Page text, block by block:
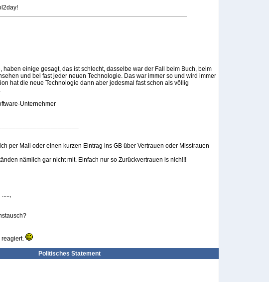
haben einige gesagt, das ist schlecht, dasselbe war der Fall beim Buch, beim
und bei fast jeder neuen Technologie. Das war immer so und wird immer
hat die neue Technologie dann aber jedesmal fast schon als völlig
Unternehmer
per Mail oder einen kurzen Eintrag ins GB über Vertrauen oder Misstrauen
nämlich gar nicht mit. Einfach nur so Zurückvertrauen is nich!!!
reagiert.
Politisches Statement